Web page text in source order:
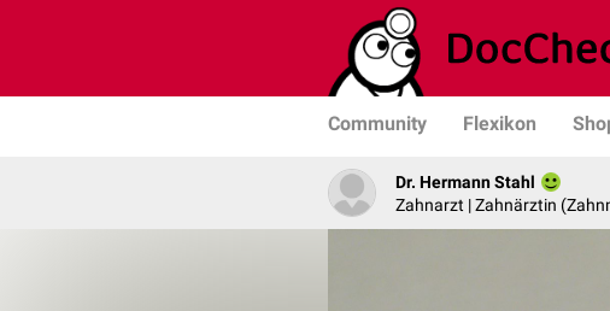
Community Flexikon
Dr. Hermann Stahl
Zahnarzt | Zahnärztin